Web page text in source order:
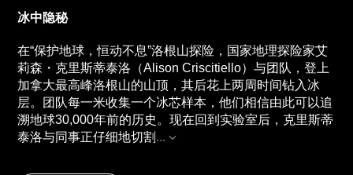
冰中隐秘
在“保护地球，恒动不息”洛根山探险，国家地理探险家艾
莉森・克里斯蒂泰洛（Alison Criscitiello）与团队，登上
加拿大最高峰洛根山的山顶，其后花上两周时间钻入冰
层。团队每一米收集一个冰芯样本，他们相信由此可以追
溯地球30,000年前的历史。现在回到实验室后，克里斯蒂
泰洛与同事正仔细地切割 ...